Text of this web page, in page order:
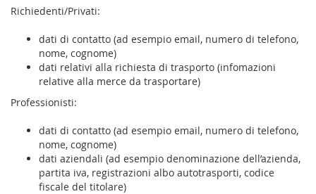
Richiedenti/Privati:
dati di contatto (ad esempio email, numero di telefono,
nome, cognome)
dati relativi alla richiesta di trasporto (infomazioni
relative alla merce da trasportare)
Professionisti:
dati di contatto (ad esempio email, numero di telefono,
nome, cognome)
dati aziendali (ad esempio denominazione dell’azienda,
partita iva, registrazioni albo autotrasporti, codice
fiscale del titolare)